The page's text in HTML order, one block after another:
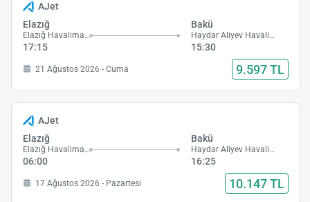
AJet
Elazığ
Elazığ Havalimanı
17:15
Bakü
Haydar Aliyev Havalimanı
15:30
21 Ağustos 2026 - Cuma 9.597 TL
AJet
Elazığ
Elazığ Havalimanı
06:00
Bakü
Haydar Aliyev Havalimanı
16:25
17 Ağustos 2026 - Pazartesi 10.147 TL